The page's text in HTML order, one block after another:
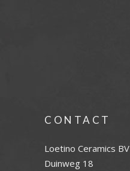
CONTACT
Loetino Ceramics BV
Duinweg 18